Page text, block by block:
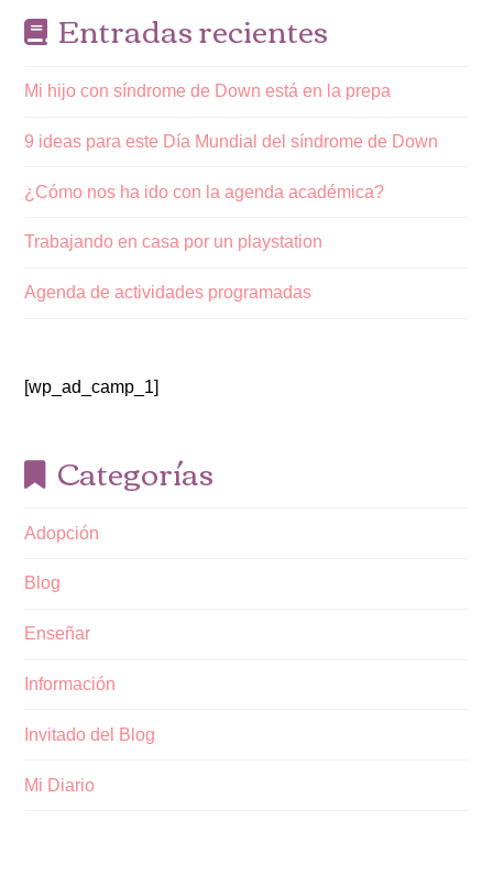
Entradas recientes
Mi hijo con síndrome de Down está en la prepa
9 ideas para este Día Mundial del síndrome de Down
¿Cómo nos ha ido con la agenda académica?
Trabajando en casa por un playstation
Agenda de actividades programadas
[wp_ad_camp_1]
Categorías
Adopción
Blog
Enseñar
Información
Invitado del Blog
Mi Diario